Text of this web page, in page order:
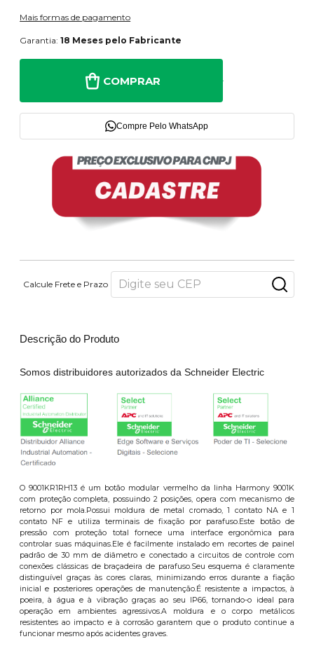
Mais formas de pagamento
Garantia:18 Meses pelo Fabricante
COMPRAR
Compre Pelo WhatsApp
Calcule Frete e Prazo
Descrição do Produto
Somos distribuidores autorizados da Schneider Electric
O 9001KR1RH13 é um botão modular vermelho da linha Harmony 9001K
com proteção completa, possuindo 2 posições, opera com mecanismo de
retorno por mola.Possui moldura de metal cromado, 1 contato NA e 1
contato NF e utiliza terminais de fixação por parafuso.Este botão de
pressão com proteção total fornece uma interface ergonômica para
controlar suas máquinas.Ele é facilmente instalado em recortes de painel
padrão de 30 mm de diâmetro e conectado a circuitos de controle com
conexões clássicas de braçadeira de parafuso.Seu esquema é claramente
distinguível graças às cores claras, minimizando erros durante a fiação
inicial e posteriores operações de manutenção.É resistente a impactos, à
poeira, à água e à vibração graças ao seu IP66, tornando-o ideal para
operação em ambientes agressivos.A moldura e o corpo metálicos
resistentes ao impacto e à corrosão garantem que o produto continue a
funcionar mesmo após acidentes graves.